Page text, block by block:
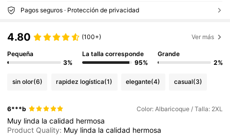
Pagos seguros · Protección de privacidad
4.80 (100+) Ver más
Pequeña
3%
La talla corresponde
95%
Grande
2%
sin olor(6) rapidez logística(1) elegante(4) casual(3)
6***b Color: Albaricoque / Talla: 2XL
Muy linda lacalidad hermosa
Product Quality: Muy linda lacalidad hermosa